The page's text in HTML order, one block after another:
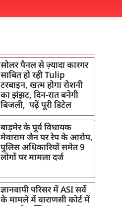
सोलर पैनल से ज़्यादा कारगर
साबित हो रही Tulip
टरबाइन, खत्म होगा रोशनी
का झंझट, दिन-रात बनेगी
बिजली, पढ़ें पूरी डिटेल
बाड़मेर के पूर्व विधायक
मेवाराम जैन पर रेप के आरोप,
पुलिस अधिकारियों समेत 9
लोगों पर मामला दर्ज
ज्ञानवापी परिसर में ASI सर्वे
के मामले में वाराणसी कोर्ट में